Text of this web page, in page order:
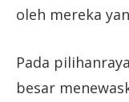
oleh mereka
Pada
besar